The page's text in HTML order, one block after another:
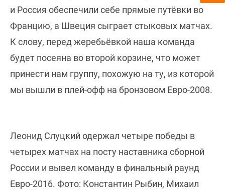
и Россия обеспечили себе прямые путёвки во
Францию, а Швеция сыграет стыковых матчах.
К слову, перед жеребьёвкой наша команда
будет посеяна во второй корзине, что может
принести нам группу, похожую на ту, из которой
мы вышли в плей-офф на бронзовом Евро-2008.
Леонид Слуцкий одержал четыре победы в
четырех матчах на посту наставника сборной
России и вывел команду в финальный раунд
Евро-2016. Фото: Константин Рыбин, Михаил